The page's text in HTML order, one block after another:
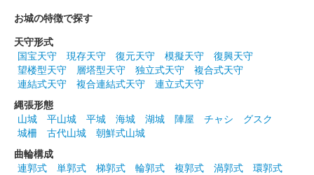
販売終了
2024年10月13、14日に開催された「越前若狭お城フェス2024」
の丸岡城天守を国宝にする市民の会ブースにて販売された御城
印。
丸岡城 御城印 越前若狭お城フェス2024 限定版 夕焼
け
販売終了
お城の特徴で探す
天守形式
国宝天守
現存天守 復元天守 模擬天守
復興天守
望楼型天守
層塔型天守 独立式天守
複合式天守
連結式天守
複合連結式天守
連立式天守
縄張形態
山城
平山城 平城 海城 湖城 陣屋 チャシ
グスク
城柵
古代山城
朝鮮式山城
曲輪構成
連郭式
単郭式 梯郭式 輪郭式 複郭式 渦郭式
環郭式